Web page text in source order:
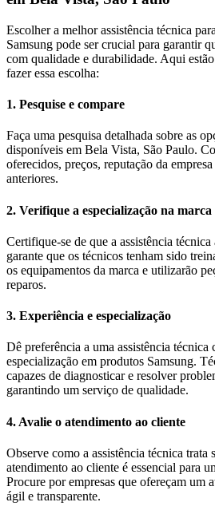
Escolher a melhor assistência técnica
Samsung pode ser crucial para garantir
com qualidade e durabilidade. Aqui
fazer essa escolha:
1. Pesquise e compare
Faça uma pesquisa detalhada sobre as
disponíveis em Bela Vista, São Paulo.
oferecidos, preços, reputação da
anteriores.
2. Verifique a especialização na marca
Certifique-se de que a assistência técnica
garante que os técnicos tenham sido
os equipamentos da marca e utilizarão
reparos.
3. Experiência e especialização
Dê preferência a uma assistência técnica
especialização em produtos Samsung.
capazes de diagnosticar e resolver
garantindo um serviço de qualidade.
4. Avalie o atendimento ao cliente
Observe como a assistência técnica trata
atendimento ao cliente é essencial para
Procure por empresas que ofereçam um
ágil e transparente.